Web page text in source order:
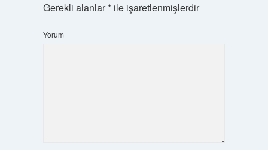
Gerekli alanlar*ile işaretlenmişlerdir
Yorum